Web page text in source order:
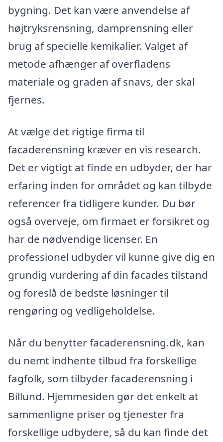
bygning. Det kan være anvendelse af
højtryksrensning, damprensning eller
brug af specielle kemikalier. Valget af
metode afhænger af overfladens
materiale og graden af snavs, der skal
fjernes.
At vælge det rigtige firma til
facaderensning kræver en vis research.
Det er vigtigt at finde en udbyder, der har
erfaring inden for området og kan tilbyde
referencer fra tidligere kunder. Du bør
også overveje, om firmaet er forsikret og
har de nødvendige licenser. En
professionel udbyder vil kunne give dig en
grundig vurdering af din facades tilstand
og foreslå de bedste løsninger til
rengøring og vedligeholdelse.
Når du benytter facaderensning.dk, kan
du nemt indhente tilbud fra forskellige
fagfolk, som tilbyder facaderensning i
Billund. Hjemmesiden gør det enkelt at
sammenligne priser og tjenester fra
forskellige udbydere, så du kan finde det